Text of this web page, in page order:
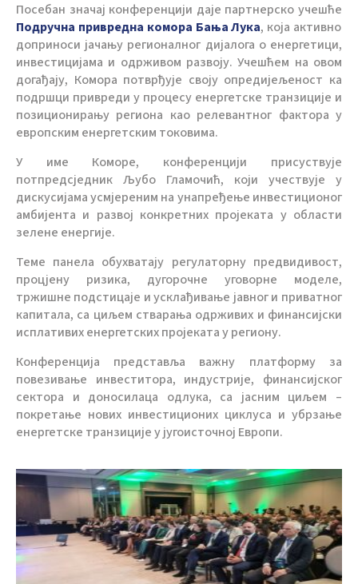
Посебан значај конференцији даје партнерско учешће
Подручна привредна комора Бања Лука, која активно
доприноси јачању регионалног дијалога о енергетици,
инвестицијама и одрживом развоју. Учешћем на овом
догађају, Комора потврђује своју опредијељеност ка
подршци привреди у процесу енергетске транзиције и
позиционирању региона као релевантног фактора у
европским енергетским токовима.
У име Коморе, конференцији присуствује
потпредсједник Љубо Гламочић, који учествује у
дискусијама усмјереним на унапређење инвестиционог
амбијента и развој конкретних пројеката у области
зелене енергије.
Теме панела обухватају регулаторну предвидивост,
процјену ризика, дугорочне уговорне моделе,
тржишне подстицаје и усклађивање јавног и приватног
капитала, са циљем стварања одрживих и финансијски
исплативих енергетских пројеката у региону.
Конференција представља важну платформу за
повезивање инвеститора, индустрије, финансијског
сектора и доносилаца одлука, са јасним циљем –
покретање нових инвестиционих циклуса и убрзање
енергетске транзиције у југоисточној Европи.